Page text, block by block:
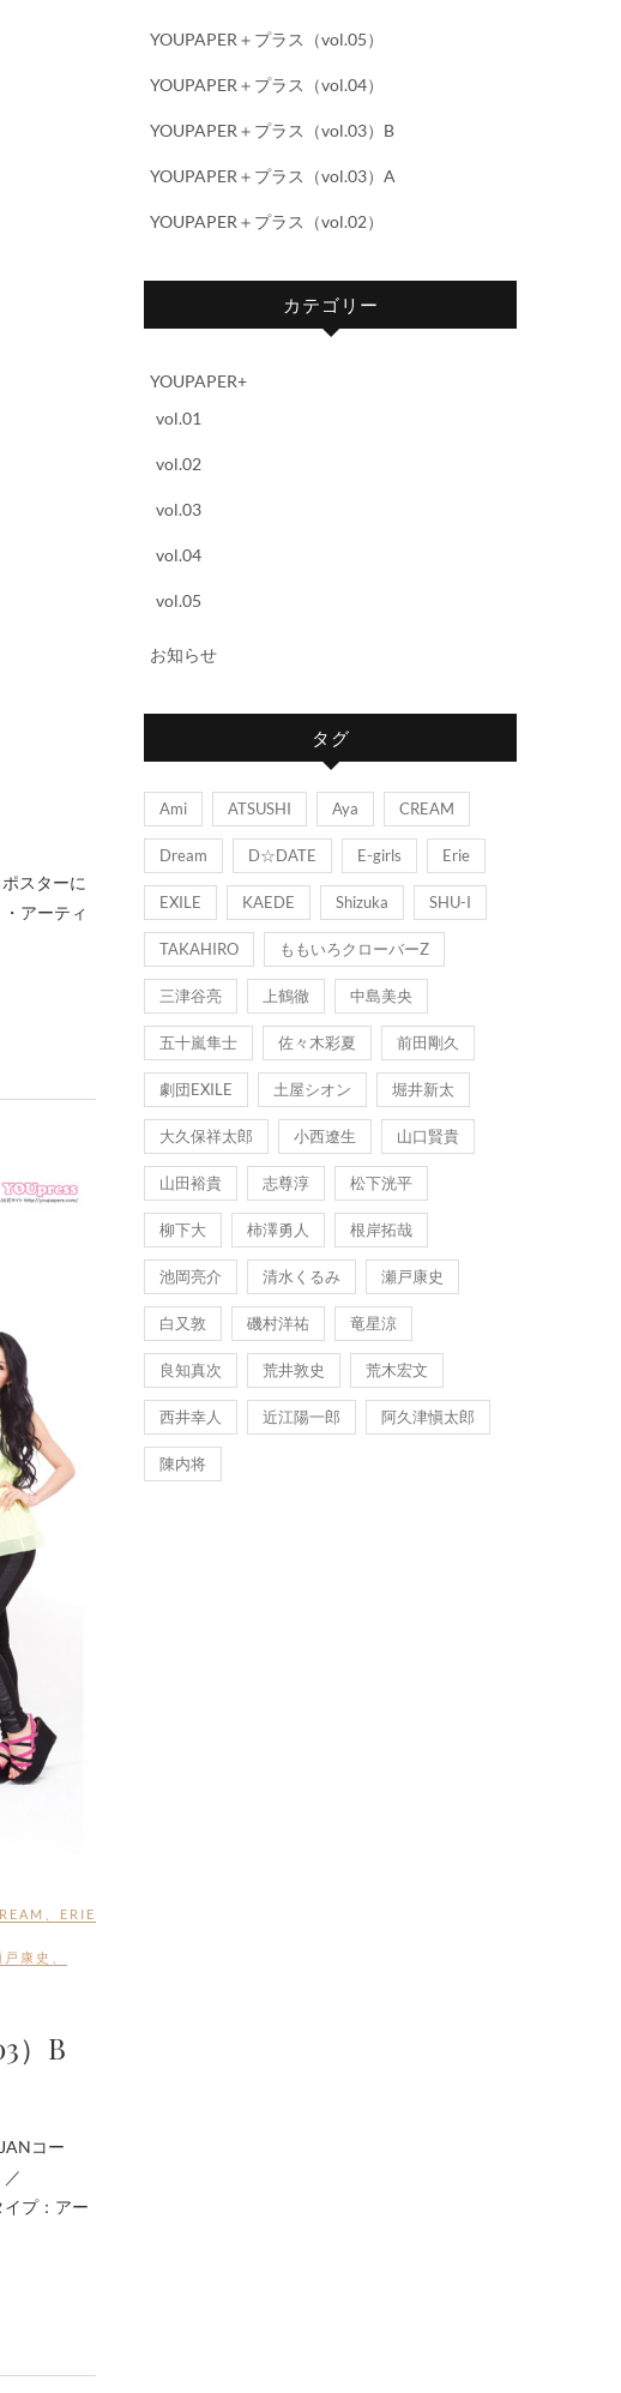
アーティ
ERIE
戸康史
）B
コー
プ：アー
YOUPAPER＋プラス（vol.05）
YOUPAPER＋プラス（vol.04）
YOUPAPER＋プラス（vol.03）B
YOUPAPER＋プラス（vol.03）A
YOUPAPER＋プラス（vol.02）
カテゴリー
YOUPAPER+
vol.01
vol.02
vol.03
vol.04
vol.05
お知らせ
タグ
Ami ATSUSHI Aya CREAM
Dream D☆DATE E-girls Erie
EXILE KAEDE Shizuka SHU-I
TAKAHIRO ももいろクローバーZ
三津谷亮 上鶴徹 中島美央
五十嵐隼士 佐々木彩夏 前田剛久
劇団EXILE 土屋シオン 堀井新太
大久保祥太郎 小西遼生 山口賢貴
山田裕貴 志尊淳 松下洸平
柳下大 柿澤勇人 根岸拓哉
池岡亮介 清水くるみ 瀬戸康史
白又敦 磯村洋祐 竜星涼
良知真次 荒井敦史 荒木宏文
西井幸人 近江陽一郎 阿久津愼太郎
陳内将